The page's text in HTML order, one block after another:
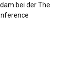
bei der The